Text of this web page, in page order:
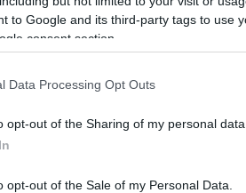
to Google and its third-party tags to use
consent section.
Data Processing Opt Outs
opt-out of the Sharing of my personal data.
opt-out of the Sale of my Personal Data.
η δεύτερη δόση του
θέρμανσης, πώς
ένταξης στο Μητρώο
υπολογίζεται με βάση
θέρμανσης